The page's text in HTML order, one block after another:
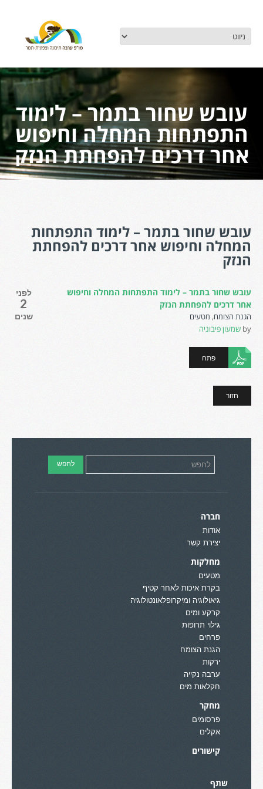
עובש שחור בתמר – לימוד
התפתחות המחלה וחיפוש
אחר דרכים להפחתת הנזק
עובש שחור בתמר – לימוד התפתחות
המחלה וחיפוש אחר דרכים להפחתת
הנזק
לפני
2
שנים
עובש שחור בתמר – לימוד התפתחות המחלה וחיפוש
אחר דרכים להפחתת הנזק
הגנת הצומח, מטעים
by שמעון פיבוניה
פתח
חזור
חברה
אודות
יצירת קשר
מחלקות
מטעים
בקרת איכות לאחר קטיף
גיאולוגיה ומיקרופלאונטולוגיה
קרקע ומים
גילוי תרופות
פרחים
הגנת הצומח
ירקות
ערבה נקייה
חקלאות מים
מחקר
פרסומים
אקלים
קישורים
שתף